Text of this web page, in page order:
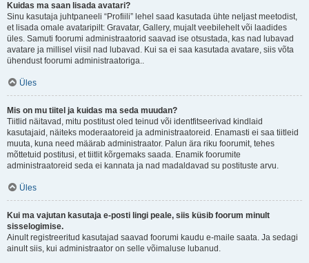
Kuidas ma saan lisada avatari?
Sinu kasutaja juhtpaneeli “Profiili” lehel saad kasutada ühte neljast meetodist,
et lisada omale avataripilt: Gravatar, Gallery, mujalt veebilehelt või laadides
üles. Samuti foorumi administraatorid saavad ise otsustada, kas nad lubavad
avatare ja millisel viisil nad lubavad. Kui sa ei saa kasutada avatare, siis võta
ühendust foorumi administraatoriga..
Üles
Mis on mu tiitel ja kuidas ma seda muudan?
Tiitlid näitavad, mitu postitust oled teinud või identfitseerivad kindlaid
kasutajaid, näiteks moderaatoreid ja administraatoreid. Enamasti ei saa tiitleid
muuta, kuna need määrab administraator. Palun ära riku foorumit, tehes
mõttetuid postitusi, et tiitlit kõrgemaks saada. Enamik foorumite
administraatoreid seda ei kannata ja nad madaldavad su postituste arvu.
Üles
Kui ma vajutan kasutaja e-posti lingi peale, siis küsib foorum minult
sisselogimise.
Ainult registreeritud kasutajad saavad foorumi kaudu e-maile saata. Ja sedagi
ainult siis, kui administraator on selle võimaluse lubanud.